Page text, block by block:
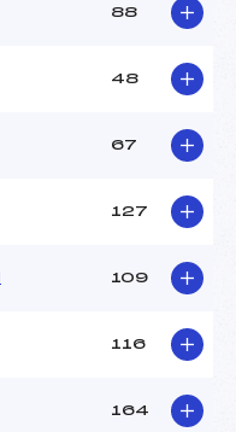
88
48
67
127
109
116
164